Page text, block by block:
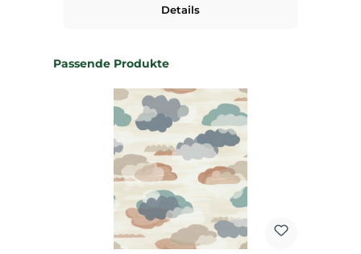
Details
Produktgalerie überspringen
Passende Produkte